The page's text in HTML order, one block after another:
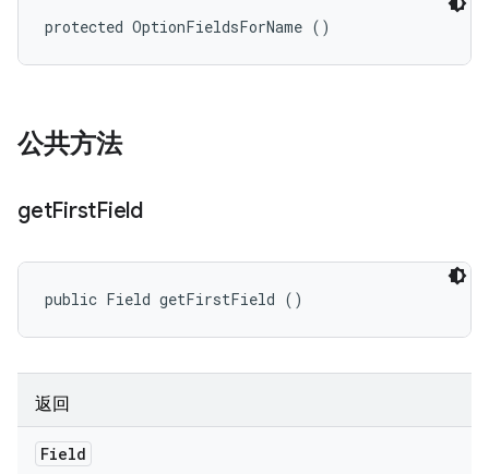
protected OptionFieldsForName ()
公共方法
getFirstField
public Field getFirstField ()
返回
Field